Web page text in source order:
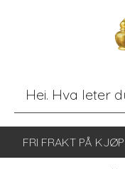
FRI FRAKT PÅ